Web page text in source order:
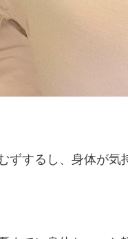
ずするし、身体が気